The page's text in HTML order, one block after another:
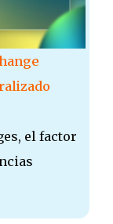
el factor